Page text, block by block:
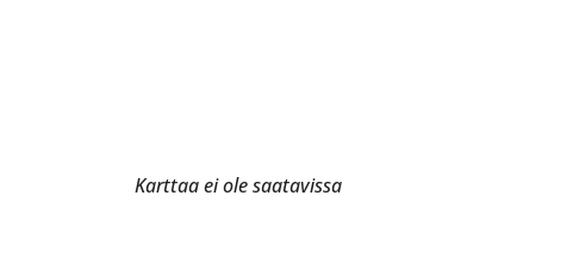
Karttaa ei ole saatavissa